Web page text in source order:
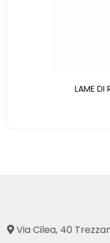
LAME DI
Via Cilea, 40